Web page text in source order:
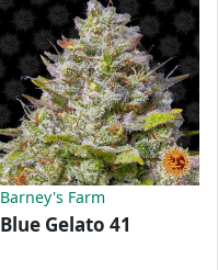
Barney's Farm
Blue Gelato 41